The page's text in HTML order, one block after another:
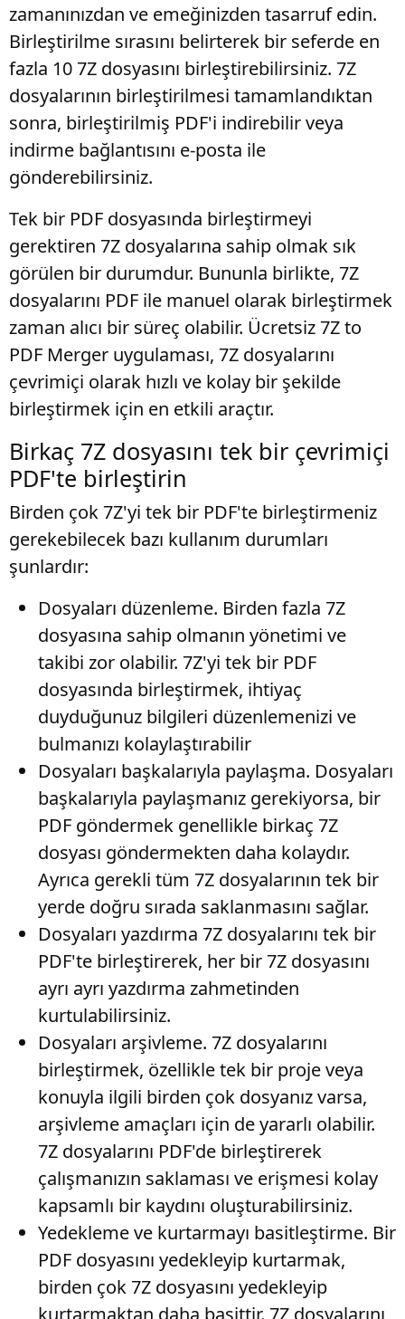
zamanınızdan ve emeğinizden tasarruf edin.
Birleştirilme sırasını belirterek bir seferde en
fazla 10 7Z dosyasını birleştirebilirsiniz. 7Z
dosyalarının birleştirilmesi tamamlandıktan
sonra, birleştirilmiş PDF'i indirebilir veya
indirme bağlantısını e-posta ile
gönderebilirsiniz.
Tek bir PDF dosyasında birleştirmeyi
gerektiren 7Z dosyalarına sahip olmak sık
görülen bir durumdur. Bununla birlikte, 7Z
dosyalarını PDF ile manuel olarak birleştirmek
zaman alıcı bir süreç olabilir. Ücretsiz 7Z to
PDF Merger uygulaması, 7Z dosyalarını
çevrimiçi olarak hızlı ve kolay bir şekilde
birleştirmek için en etkili araçtır.
Birkaç 7Z dosyasını tek bir çevrimiçi
PDF'te birleştirin
Birden çok 7Z'yi tek bir PDF'te birleştirmeniz
gerekebilecek bazı kullanım durumları
şunlardır:
Dosyaları düzenleme. Birden fazla 7Z
dosyasına sahip olmanın yönetimi ve
takibi zor olabilir. 7Z'yi tek bir PDF
dosyasında birleştirmek, ihtiyaç
duyduğunuz bilgileri düzenlemenizi ve
bulmanızı kolaylaştırabilir
Dosyaları başkalarıyla paylaşma. Dosyaları
başkalarıyla paylaşmanız gerekiyorsa, bir
PDF göndermek genellikle birkaç 7Z
dosyası göndermekten daha kolaydır.
Ayrıca gerekli tüm 7Z dosyalarının tek bir
yerde doğru sırada saklanmasını sağlar.
Dosyaları yazdırma 7Z dosyalarını tek bir
PDF'te birleştirerek, her bir 7Z dosyasını
ayrı ayrı yazdırma zahmetinden
kurtulabilirsiniz.
Dosyaları arşivleme. 7Z dosyalarını
birleştirmek, özellikle tek bir proje veya
konuyla ilgili birden çok dosyanız varsa,
arşivleme amaçları için de yararlı olabilir.
7Z dosyalarını PDF'de birleştirerek
çalışmanızın saklaması ve erişmesi kolay
kapsamlı bir kaydını oluşturabilirsiniz.
Yedekleme ve kurtarmayı basitleştirme. Bir
PDF dosyasını yedekleyip kurtarmak,
birden çok 7Z dosyasını yedekleyip
kurtarmaktan daha basittir. 7Z dosyalarını